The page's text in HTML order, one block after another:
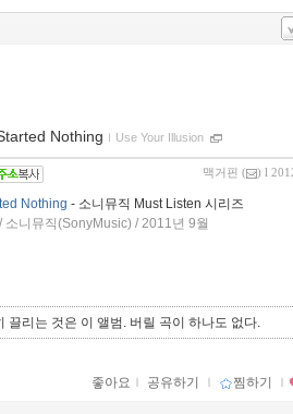
Nothing ｌ Use Your Illusion
맥거핀 ( ) l
Nothing - 소니뮤직 Must Listen 시리즈
소니뮤직(SonyMusic) / 2011년 9월
끌리는 것은 이 앨범. 버릴 곡이 하나도 없다.
좋아요 ｌ 공유하기 ｌ 찜하기 ｌ